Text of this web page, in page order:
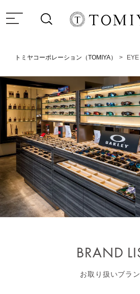
トミヤコーポレーション（TOMIYA）
BRAND
お取り扱いブラ